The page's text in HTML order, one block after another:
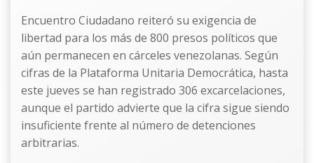
Encuentro Ciudadano reiteró su exigencia de
libertad para los más de 800 presos políticos que
aún permanecen en cárceles venezolanas. Según
cifras de la Plataforma Unitaria Democrática, hasta
este jueves se han registrado 306 excarcelaciones,
aunque el partido advierte que la cifra sigue siendo
insuficiente frente al número de detenciones
arbitrarias.